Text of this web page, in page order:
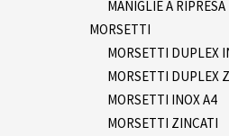
MANIGLIE A
MORSETTI
MORSETTI DUPLEX
MORSETTI DUPLEX
MORSETTI INOX A4
MORSETTI ZINCATI